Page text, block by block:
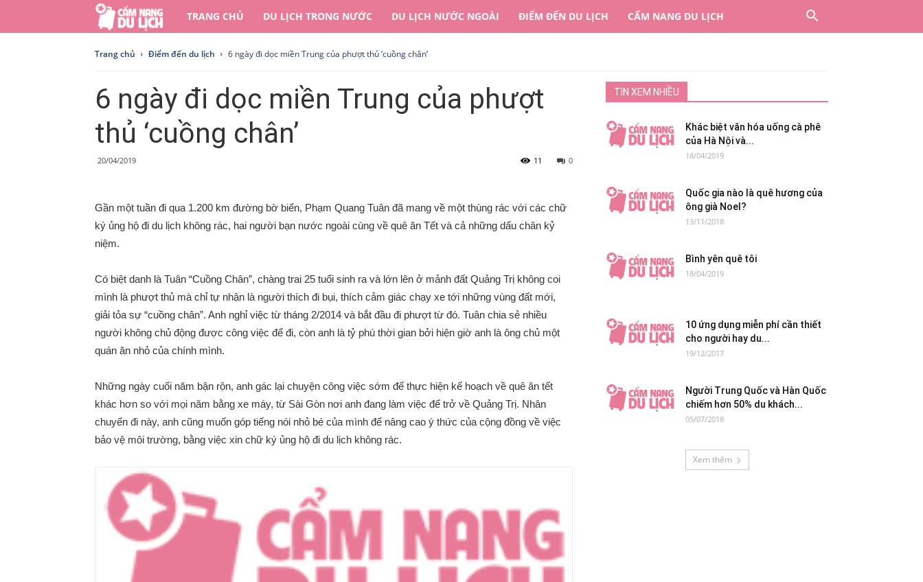
Cẩm
nang
TRANG CHỦ DU LỊCH TRONG NƯỚC DU LỊCH NƯỚC NGOÀI ĐIỂM ĐẾN DU LỊCH CẨM NANG DU LỊCH
Trang chủ Điểm đến du lịch 6 ngày đi dọc miền Trung của phượt thủ ‘cuồng chân’
6 ngày đi dọc miền Trung của phượt
thủ ‘cuồng chân’
20/04/2019 0
11
Gần một tuần đi qua 1.200 km đường bờ biển, Phạm Quang Tuân đã mang về một thùng rác với các chữ
ký ủng hộ đi du lịch không rác, hai người bạn nước ngoài cùng về quê ăn Tết và cả những dấu chân kỷ
niệm.
Có biệt danh là Tuân “Cuồng Chân”, chàng trai 25 tuổi sinh ra và lớn lên ở mảnh đất Quảng Trị không coi
mình là phượt thủ mà chỉ tự nhận là người thích đi bụi, thích cảm giác chạy xe tới những vùng đất mới,
giải tỏa sự “cuồng chân”. Anh nghỉ việc từ tháng 2/2014 và bắt đầu đi phượt từ đó. Tuân chia sẻ nhiều
người không chủ động được công việc để đi, còn anh là tỷ phú thời gian bởi hiện giờ anh là ông chủ một
quán ăn nhỏ của chính mình.
Những ngày cuối năm bận rộn, anh gác lại chuyện công việc sớm để thực hiện kế hoạch về quê ăn tết
khác hơn so với mọi năm bằng xe máy, từ Sài Gòn nơi anh đang làm việc để trở về Quảng Trị. Nhân
chuyến đi này, anh cũng muốn góp tiếng nói nhỏ bé của mình để nâng cao ý thức của cộng đồng về việc
bảo vệ môi trường, bằng việc xin chữ ký ủng hộ đi du lịch không rác.
TIN XEM NHIỀU
Khác biệt văn hóa uống cà phê
của Hà Nội và...
18/04/2019
Quốc gia nào là quê hương của
ông già Noel?
13/11/2018
Bình yên quê tôi
18/04/2019
10 ứng dụng miễn phí cần thiết
cho người hay du...
19/12/2017
Người Trung Quốc và Hàn Quốc
chiếm hơn 50% du khách...
05/07/2018
Xem thêm